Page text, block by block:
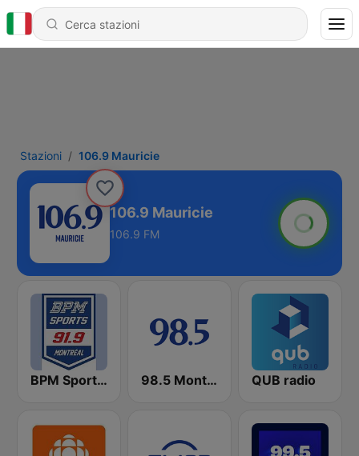
Stazioni 106.9 Mauricie
106.9 Mauricie
106.9 FM
BPM Sports 91.9 FM 98.5 Montréal QUB radio